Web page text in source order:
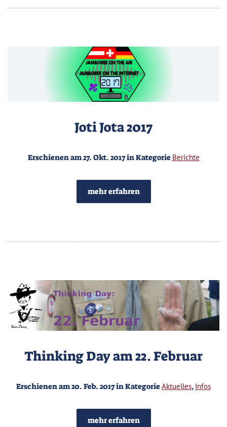
Joti Jota 2017
Erschienen am 27. Okt. 2017 in Kategorie Berichte
mehr erfahren
Thinking Day am 22. Februar
Erschienen am 20. Feb. 2017 in KategorieAktuelles, Infos
mehr erfahren